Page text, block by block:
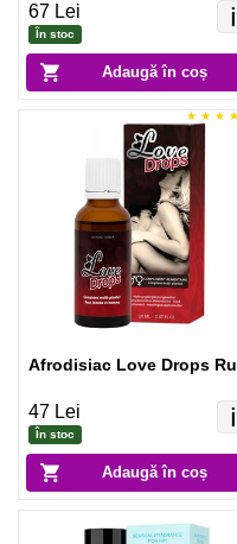
Adaugă în coș
ℹ️
67 Lei
În stoc
Adaugă în coș
ℹ️
Afrodisiac Love Drops
47 Lei
În stoc